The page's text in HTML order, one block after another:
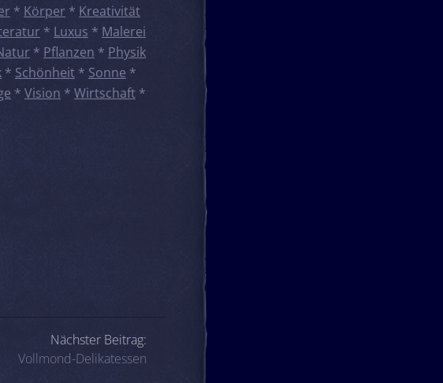
* Körper * Kreativität
* Luxus * Malerei
* Pflanzen * Physik
* Schönheit * Sonne *
* Vision * Wirtschaft *
Nächster Beitrag:
Vollmond-Delikatessen